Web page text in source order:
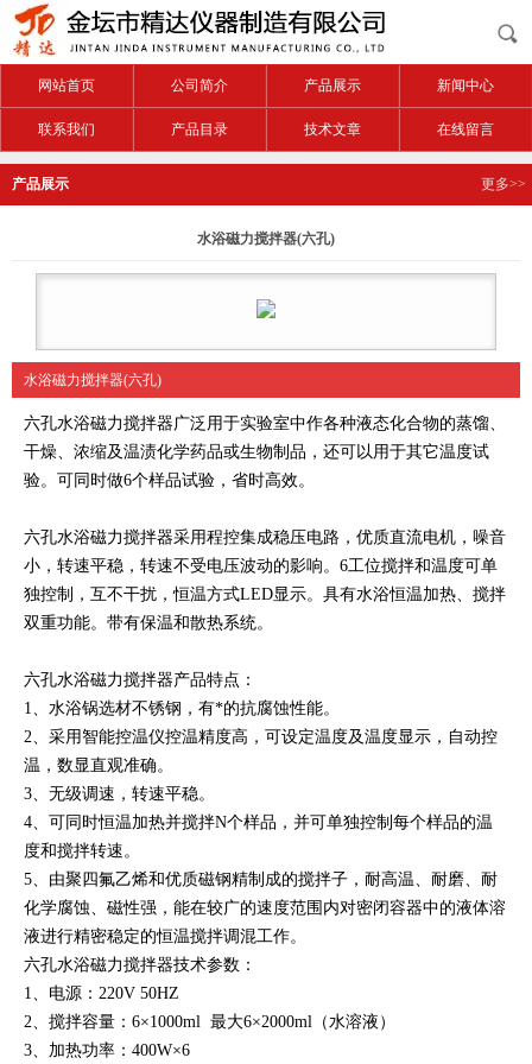
网站首页 公司简介 产品展示 新闻中心
联系我们 产品目录 技术文章 在线留言
产品展示 更多>>
水浴磁力搅拌器(六孔)
水浴磁力搅拌器(六孔)
六孔水浴磁力搅拌器广泛用于实验室中作各种液态化合物的蒸馏、
干燥、浓缩及温渍化学药品或生物制品，还可以用于其它温度试
验。可同时做6个样品试验，省时高效。
六孔水浴磁力搅拌器采用程控集成稳压电路，优质直流电机，噪音
小，转速平稳，转速不受电压波动的影响。6工位搅拌和温度可单
独控制，互不干扰，恒温方式LED显示。具有水浴恒温加热、搅拌
双重功能。带有保温和散热系统。
六孔水浴磁力搅拌器产品特点：
1、水浴锅选材不锈钢，有*的抗腐蚀性能。
2、采用智能控温仪控温精度高，可设定温度及温度显示，自动控
温，数显直观准确。
3、无级调速，转速平稳。
4、可同时恒温加热并搅拌N个样品，并可单独控制每个样品的温
度和搅拌转速。
5、由聚四氟乙烯和优质磁钢精制成的搅拌子，耐高温、耐磨、耐
化学腐蚀、磁性强，能在较广的速度范围内对密闭容器中的液体溶
液进行精密稳定的恒温搅拌调混工作。
六孔水浴磁力搅拌器技术参数：
1、电源：220V 50HZ
2、搅拌容量：6×1000ml 最大6×2000ml（水溶液）
3、加热功率：400W×6